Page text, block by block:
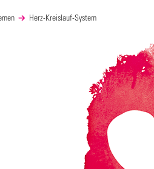
Herz-Kreislauf-System